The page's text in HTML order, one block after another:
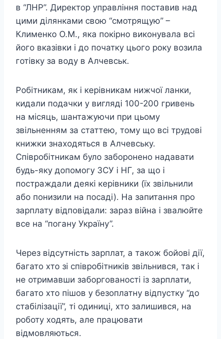
в “ЛНР”. Директор управління поставив над
цими ділянками свою “смотрящую” –
Клименко О.М., яка покірно виконувала всі
його вказівки і до початку цього року возила
готівку за воду в Алчевськ.
Робітникам, як і керівникам нижчої ланки,
кидали подачки у вигляді 100-200 гривень
на місяць, шантажуючи при цьому
звільненням за статтею, тому що всі трудові
книжки знаходяться в Алчевську.
Співробітникам було заборонено надавати
будь-яку допомогу ЗСУ і НГ, за що і
постраждали деякі керівники (їх звільнили
або понизили на посаді). На запитання про
зарплату відповідали: зараз війна і звалюйте
все на “погану Україну”.
Через відсутність зарплат, а також бойові дії,
багато хто зі співробітників звільнився, так і
не отримавши заборгованості із зарплати,
багато хто пішов у безоплатну відпустку “до
стабілізації”, ті одиниці, хто залишився, на
роботу ходять, але працювати
відмовляються.